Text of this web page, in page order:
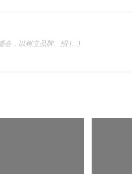
会，以树立品牌、招 […]